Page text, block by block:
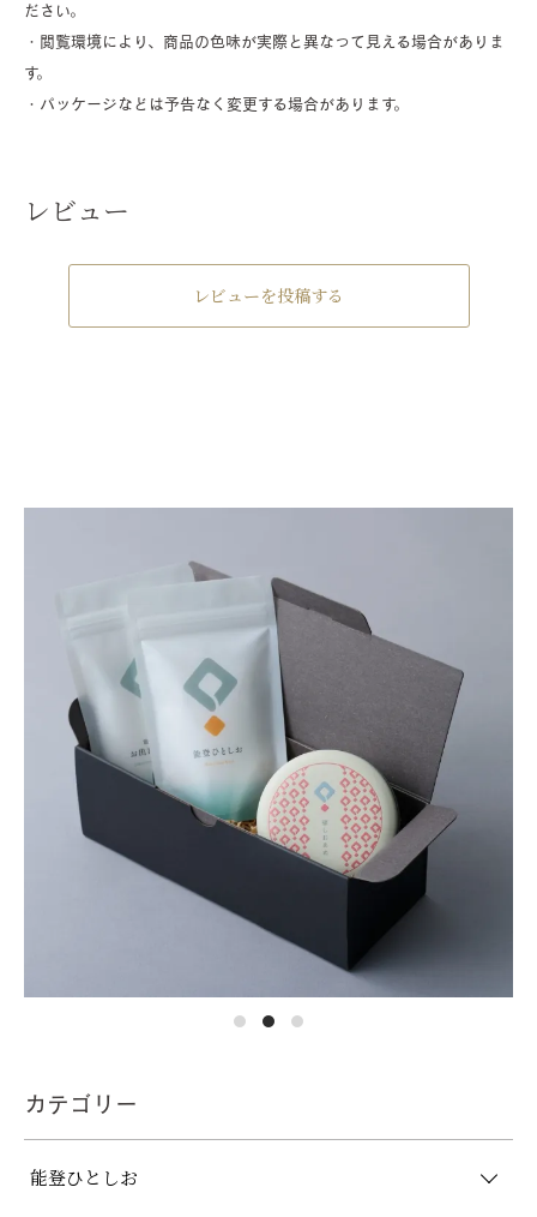
ださい。
・閲覧環境により、商品の色味が実際と異なって見える場合がありま
す。
・パッケージなどは予告なく変更する場合があります。
レビュー
レビューを投稿する
カテゴリー
能登ひとしお